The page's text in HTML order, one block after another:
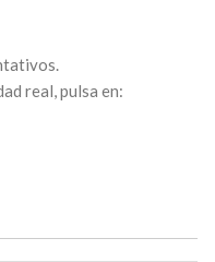
real, pulsa en: